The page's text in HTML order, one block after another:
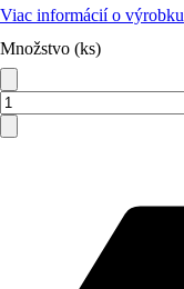
Viac informácií o výrobku
Množstvo (ks)